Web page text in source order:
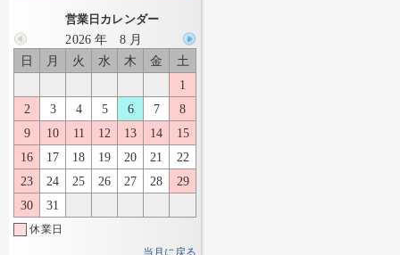
営業日カレンダー
2026 年 8 月
日
月 火 水 木 金
土
1
2
3 4 5 6 7
8
9
10 11 12 13 14
15
16
17 18 19 20 21
22
23
24 25 26 27 28
29
30
31
休業日
当月に戻る